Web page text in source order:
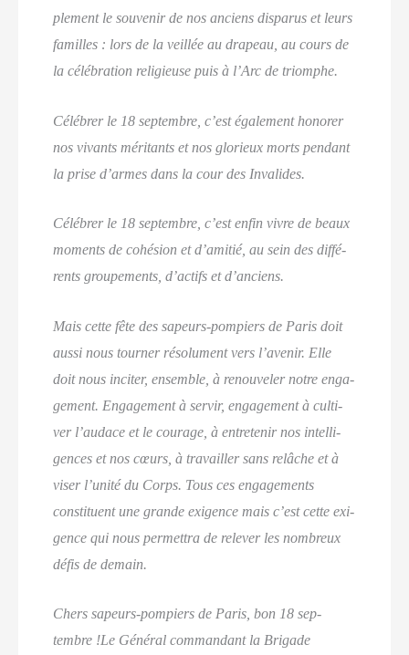
ple­ment le sou­ve­nir de nos anciens dis­pa­rus et leurs
familles : lors de la veillée au dra­peau, au cours de
la célé­bra­tion reli­gieuse puis à l’Arc de triomphe.
Célé­brer le 18 sep­tembre, c’est éga­le­ment hono­rer
nos vivants méri­tants et nos glo­rieux morts pen­dant
la prise d’armes dans la cour des Invalides.
Célé­brer le 18 sep­tembre, c’est enfin vivre de beaux
moments de cohé­sion et d’amitié, au sein des dif­fé­
rents grou­pe­ments, d’actifs et d’anciens.
Mais cette fête des sapeurs-pom­piers de Paris doit
aus­si nous tour­ner réso­lu­ment vers l’avenir. Elle
doit nous inci­ter, ensemble, à renou­ve­ler notre enga­
ge­ment. Enga­ge­ment à ser­vir, enga­ge­ment à culti­
ver l’audace et le cou­rage, à entre­te­nir nos intel­li­
gences et nos cœurs, à tra­vailler sans relâche et à
viser l’unité du Corps. Tous ces enga­ge­ments
consti­tuent une grande exi­gence mais c’est cette exi­
gence qui nous per­met­tra de rele­ver les nom­breux
défis de demain.
Chers sapeurs-pom­piers de Paris, bon 18 sep­
tembre !Le Géné­ral com­man­dant la Brigade